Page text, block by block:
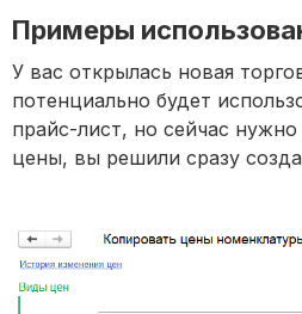
Примеры
У вас открылась новая
потенциально будет
прайс-лист, но сейчас
цены, вы решили сразу